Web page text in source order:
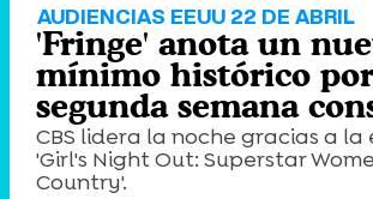
AUDIENCIAS EEUU 22 DE ABRIL
'Fringe' anota un
mínimo histórico por
segunda semana
CBS lidera la noche gracias a la
'Girl's Night Out: Superstar
Country'.